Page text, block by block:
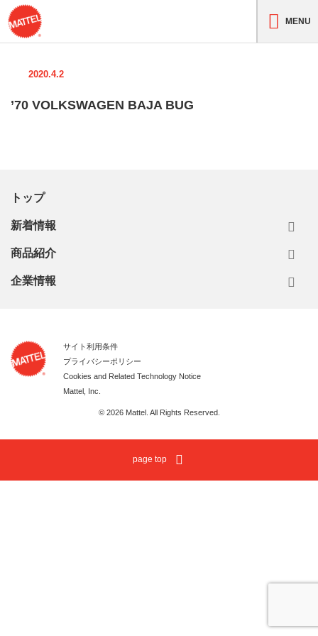
MENU
2020.4.2
’70 VOLKSWAGEN BAJA BUG
トップ
新着情報
商品紹介
企業情報
サイト利用条件
プライバシーポリシー
Cookies and Related Technology Notice
Mattel, Inc.
© 2026 Mattel. All Rights Reserved.
page top